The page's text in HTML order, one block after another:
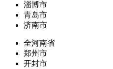
淄博市
青岛市
济南市
全河南省
郑州市
开封市